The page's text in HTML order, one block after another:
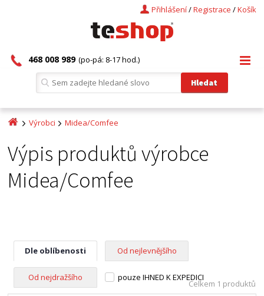
Košík
/
Registrace
/
Přihlášení
468 008 989 (po-pá: 8-17 hod.)
Výrobci Midea/Comfee
Výpis produktů výrobce
Midea/Comfee
Dle oblíbenosti Od nejlevnějšího
Od nejdražšího pouze IHNED K EXPEDICI
Celkem 1 produktů